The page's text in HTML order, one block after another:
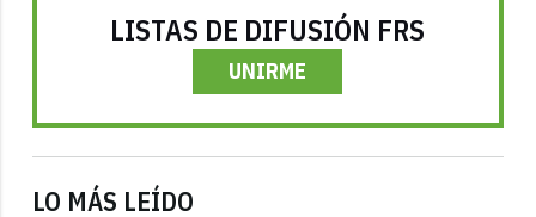
LISTAS DE DIFUSIÓN FRS
UNIRME
LO MÁS LEÍDO